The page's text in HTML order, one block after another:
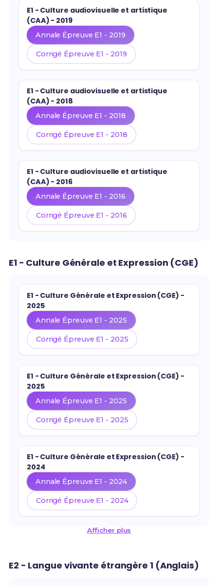
E1 - Culture audiovisuelle et artistique
(CAA) - 2019
Annale Épreuve E1 - 2019
Corrigé Épreuve E1 - 2019
E1 - Culture audiovisuelle et artistique
(CAA) - 2018
Annale Épreuve E1 - 2018
Corrigé Épreuve E1 - 2018
E1 - Culture audiovisuelle et artistique
(CAA) - 2016
Annale Épreuve E1 - 2016
Corrigé Épreuve E1 - 2016
E1 - Culture Générale et Expression (CGE)
E1 - Culture Générale et Expression (CGE) -
2025
Annale Épreuve E1 - 2025
Corrigé Épreuve E1 - 2025
E1 - Culture Générale et Expression (CGE) -
2025
Annale Épreuve E1 - 2025
Corrigé Épreuve E1 - 2025
E1 - Culture Générale et Expression (CGE) -
2024
Annale Épreuve E1 - 2024
Corrigé Épreuve E1 - 2024
Afficher plus
E2 - Langue vivante étrangère 1 (Anglais)